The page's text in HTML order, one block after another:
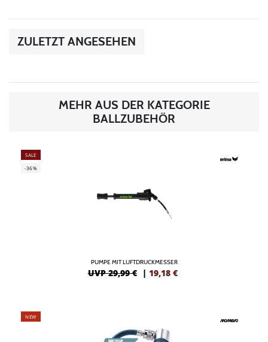
ZULETZT ANGESEHEN
MEHR AUS DER KATEGORIE
BALLZUBEHÖR
SALE
-36%
PUMPE MIT LUFTDRUCKMESSER
UVP 29,99 € | 19,18 €
NEW